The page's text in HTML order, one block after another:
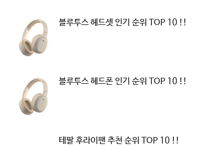
블루투스 헤드셋 인기 순위 TOP 10 !!
블루투스 헤드폰 인기 순위 TOP 10 !!
테팔 후라이팬 추천 순위 TOP 10 !!